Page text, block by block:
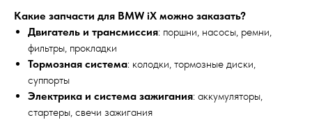
Какие запчасти для BMW iX можно заказать?
Двигатель и трансмиссия: поршни, насосы, ремни,
фильтры, прокладки
Тормозная система: колодки, тормозные диски,
суппорты
Электрика и система зажигания: аккумуляторы,
стартеры, свечи зажигания